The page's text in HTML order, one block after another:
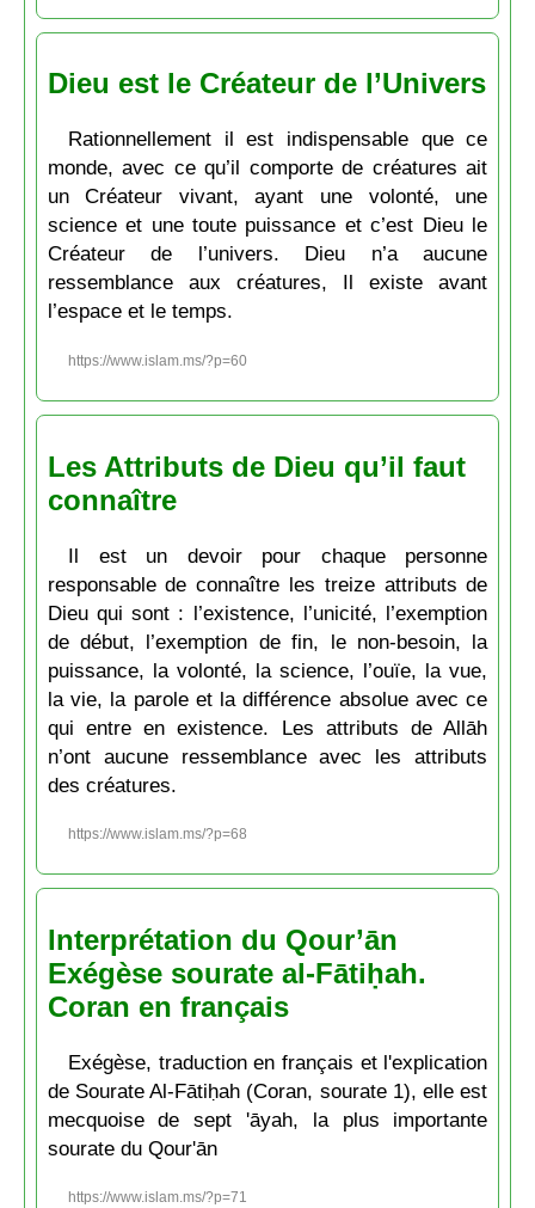
Dieu est le Créateur de l’Univers
Rationnellement il est indispensable que ce
monde, avec ce qu’il comporte de créatures ait
un Créateur vivant, ayant une volonté, une
science et une toute puissance et c’est Dieu le
Créateur de l’univers. Dieu n’a aucune
ressemblance aux créatures, Il existe avant
l’espace et le temps.
https://www.islam.ms/?p=60
Les Attributs de Dieu qu’il faut
connaître
Il est un devoir pour chaque personne
responsable de connaître les treize attributs de
Dieu qui sont : l’existence, l’unicité, l’exemption
de début, l’exemption de fin, le non-besoin, la
puissance, la volonté, la science, l’ouïe, la vue,
la vie, la parole et la différence absolue avec ce
qui entre en existence. Les attributs de Allāh
n’ont aucune ressemblance avec les attributs
des créatures.
https://www.islam.ms/?p=68
Interprétation du Qour’ān
Exégèse sourate al-Fātiḥah.
Coran en français
Exégèse, traduction en français et l'explication
de Sourate Al-Fātiḥah (Coran, sourate 1), elle est
mecquoise de sept 'āyah, la plus importante
sourate du Qour'ān
https://www.islam.ms/?p=71